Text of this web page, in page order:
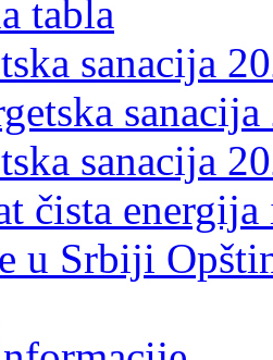
tabla
sanacija
sanacija
čista
u Srbiji